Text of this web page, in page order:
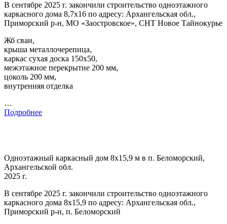
В сентябре 2025 г. закончили строительство одноэтажного
каркасного дома 8,7х16 по адресу: Архангельская обл.,
Приморский р-н, МО «Заостровское», СНТ Новое Тайнокурье
Жб сваи,
крыша металлочерепица,
каркас сухая доска 150х50,
межэтажное перекрытие 200 мм,
цоколь 200 мм,
внутренняя отделка
…
Подробнее
Одноэтажный каркасный дом 8х15,9 м в п. Беломорский,
Архангельской обл.
2025 г.
В сентябре 2025 г. закончили строительство одноэтажного
каркасного дома 8х15,9 по адресу: Архангельская обл.,
Приморский р-н, п. Беломорский